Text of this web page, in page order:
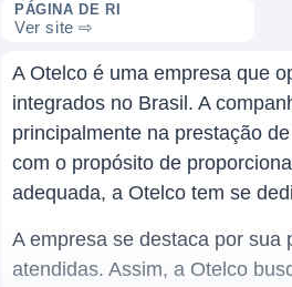
PÁGINA DE RI
Ver site ⇨
A Otelco é uma empresa que
integrados no Brasil. A
principalmente na prestação
com o propósito de
adequada, a Otelco tem se
A empresa se destaca por sua
atendidas. Assim, a Otelco